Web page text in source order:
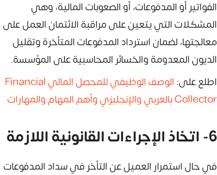
الفواتير أو المدفوعات، أو الصعوبات المالية، وهي
المشكلات التي يتعين على مراقبة الائتمان العمل على
معالجتها، لضمان استرداد المدفوعات المتأخرة وتقليل
الديون المعدومة والخسائر المحاسبية على المؤسسة.
اطلع على:
الوصف الوظيفي للمحصل المالي Financial
Collector بالعربي والإنجليزي وأهم المهام والمهارات
6- اتخاذ الإجراءات القانونية اللازمة
في حال استمرار العميل عن التأخر في سداد المدفوعات